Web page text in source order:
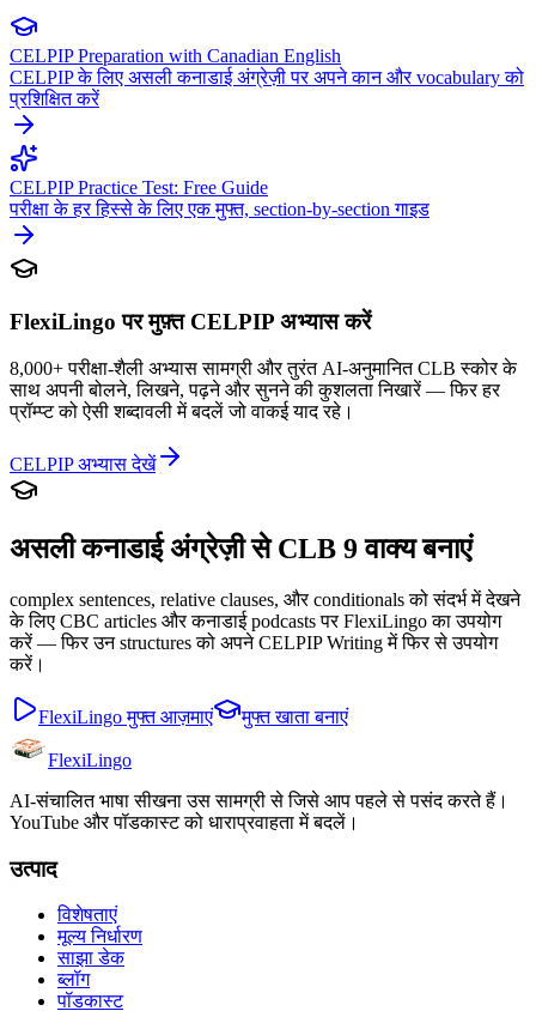
CELPIP Preparation with Canadian English
CELPIP के लिए असली कनाडाई अंग्रेज़ी पर अपने कान और vocabulary को
प्रशिक्षित करें
CELPIP Practice Test: Free Guide
परीक्षा के हर हिस्से के लिए एक मुफ्त, section-by-section गाइड
FlexiLingo पर मुफ़्त CELPIP अभ्यास करें
8,000+ परीक्षा-शैली अभ्यास सामग्री और तुरंत AI-अनुमानित CLB स्कोर के
साथ अपनी बोलने, लिखने, पढ़ने और सुनने की कुशलता निखारें — फिर हर
प्रॉम्प्ट को ऐसी शब्दावली में बदलें जो वाकई याद रहे।
CELPIP अभ्यास देखें
असली कनाडाई अंग्रेज़ी से CLB 9 वाक्य बनाएं
complex sentences, relative clauses, और conditionals को संदर्भ में देखने
के लिए CBC articles और कनाडाई podcasts पर FlexiLingo का उपयोग
करें — फिर उन structures को अपने CELPIP Writing में फिर से उपयोग
करें।
FlexiLingo मुफ्त आज़माएं मुफ्त खाता बनाएं
FlexiLingo
AI-संचालित भाषा सीखना उस सामग्री से जिसे आप पहले से पसंद करते हैं।
YouTube और पॉडकास्ट को धाराप्रवाहता में बदलें।
उत्पाद
विशेषताएं
मूल्य निर्धारण
साझा डेक
ब्लॉग
पॉडकास्ट